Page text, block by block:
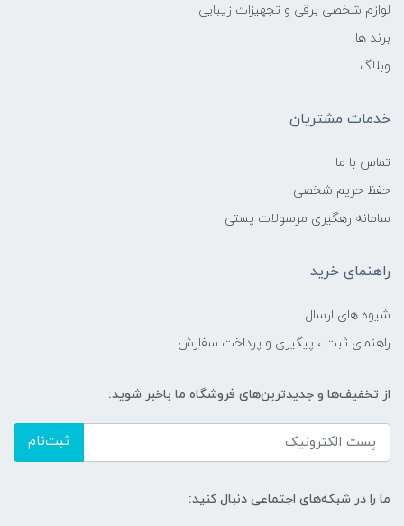
لوازم شخصی برقی و تجهیزات زیبایی
برند ها
وبلاگ
خدمات مشتریان
تماس با ما
حفظ حریم شخصی
سامانه رهگیری مرسولات پستی
راهنمای خرید
شیوه های ارسال
راهنمای ثبت ، پیگیری و پرداخت سفارش
از تخفیف‌ها و جدیدترین‌های فروشگاه ما باخبر شوید:
ثبت‌نام
ما را در شبکه‌های اجتماعی دنبال کنید: